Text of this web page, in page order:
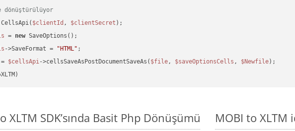
dönüştürülüyor
CellsApi( $clientId , $clientSecret
= new
->SaveFormat = "HTML"
= $cellsApi->cellsSaveAsPostDocumentSaveAs( $file, $saveOptionsCells , $Newfile);
XLTM SDK’sında Basit Php Dönüşümü MOBI to XLTM